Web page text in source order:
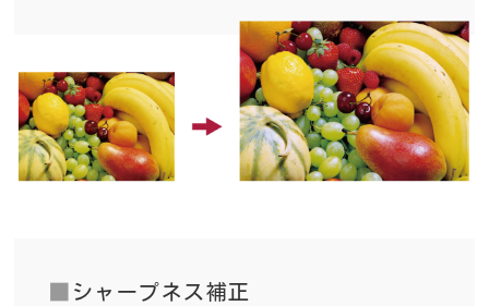
■ シャープネス補正